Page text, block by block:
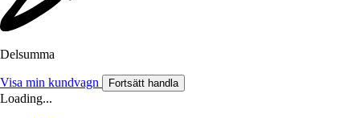
Delsumma
Visa min kundvagn Fortsätt handla
Loading...